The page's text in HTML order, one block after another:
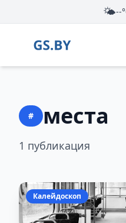
🌤️--
# места
1 публикация
Калейдоскоп